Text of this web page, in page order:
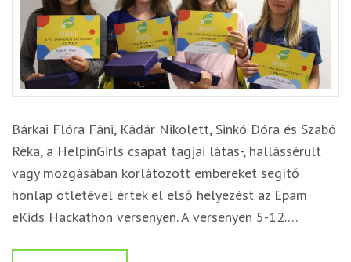
Bárkai Flóra Fáni, Kádár Nikolett, Sinkó Dóra és Szabó
Réka, a HelpinGirls csapat tagjai látás-, hallássérült
vagy mozgásában korlátozott embereket segítő
honlap ötletével értek el első helyezést az Epam
eKids Hackathon versenyen. A versenyen 5-12.…